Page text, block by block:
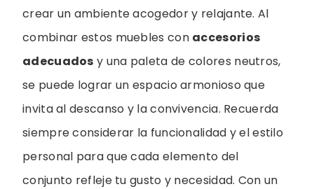
crear un ambiente acogedor y relajante. Al
combinar estos muebles con accesorios
adecuados y una paleta de colores neutros,
se puede lograr un espacio armonioso que
invita al descanso y la convivencia. Recuerda
siempre considerar la funcionalidad y el estilo
personal para que cada elemento del
conjunto refleje tu gusto y necesidad. Con un